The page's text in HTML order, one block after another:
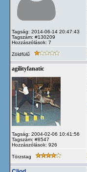
Tagság: 2014-06-14 20:47:43
Tagszám: #130209
Hozzászólások: 7
Zöldfülű
agilityfanatic
Tagság: 2004-02-06 10:41:56
Tagszám: #8547
Hozzászólások: 926
Törzstag